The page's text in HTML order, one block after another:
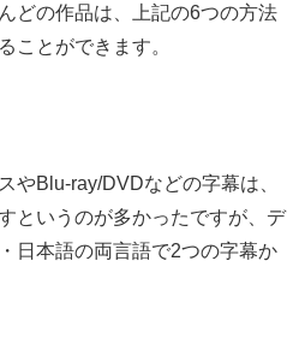
どの作品は、上記の6つの方法
ことができます。
やBlu-ray/DVDなどの字幕は、
というのが多かったですが、デ
日本語の両言語で2つの字幕か